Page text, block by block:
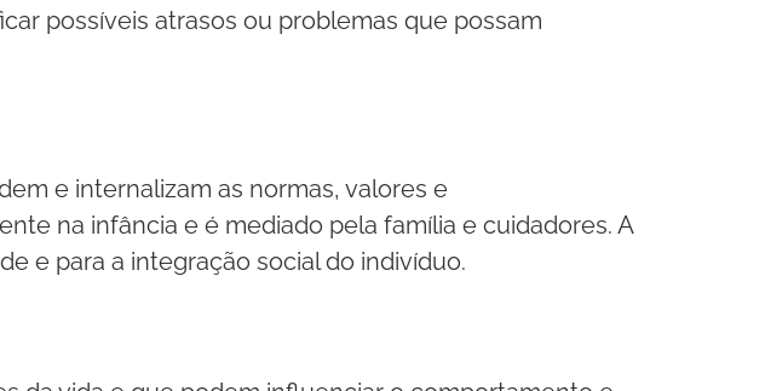
possíveis atrasos ou problemas que possam
e internalizam as normas, valores e
na infância e é mediado pela família e cuidadores. A
e para a integração social do indivíduo.